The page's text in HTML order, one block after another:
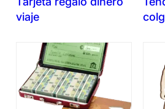
viaje